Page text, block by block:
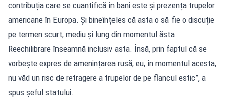
contribuția care se cuantifică în bani este și prezența trupelor
americane în Europa. Și bineînțeles că asta o să fie o discuție
pe termen scurt, mediu și lung din momentul ăsta.
Reechilibrare înseamnă inclusiv asta. Însă, prin faptul că se
vorbește expres de amenințarea rusă, eu, în momentul acesta,
nu văd un risc de retragere a trupelor de pe flancul estic”, a
spus șeful statului.